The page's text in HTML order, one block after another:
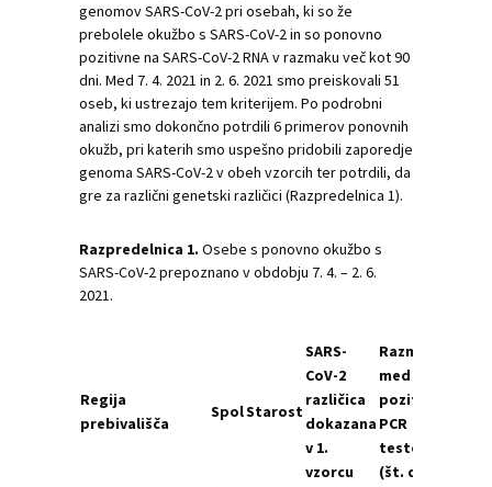
genomov SARS-CoV-2 pri osebah, ki so že
prebolele okužbo s SARS-CoV-2 in so ponovno
pozitivne na SARS-CoV-2 RNA v razmaku več kot 90
dni. Med 7. 4. 2021 in 2. 6. 2021 smo preiskovali 51
oseb, ki ustrezajo tem kriterijem. Po podrobni
analizi smo dokončno potrdili 6 primerov ponovnih
okužb, pri katerih smo uspešno pridobili zaporedje
genoma SARS-CoV-2 v obeh vzorcih ter potrdili, da
gre za različni genetski različici (Razpredelnica 1).
Razpredelnica 1. Osebe s ponovno okužbo s
SARS-CoV-2 prepoznano v obdobju 7. 4. – 2. 6.
2021.
Regija
prebivališča
SpolStarost
SARS-
CoV-2
različica
dokazana
v 1.
vzorcu
Razmak
med
pozitivnima
PCR
testoma
(št. dni)